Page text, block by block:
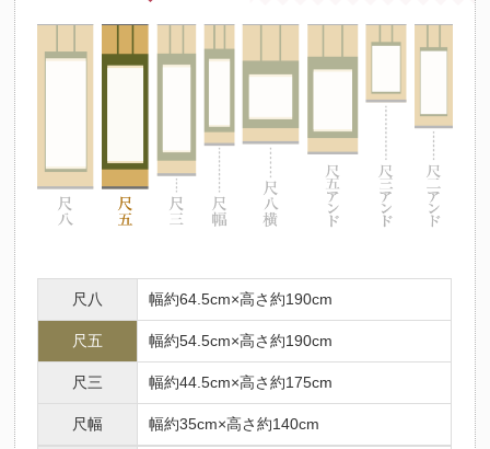
尺八 幅約64.5cm×高さ約190cm
尺五 幅約54.5cm×高さ約190cm
尺三 幅約44.5cm×高さ約175cm
尺幅 幅約35cm×高さ約140cm